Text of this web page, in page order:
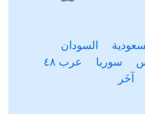
السودان
سوريا
عرب ٤٨
آخَر